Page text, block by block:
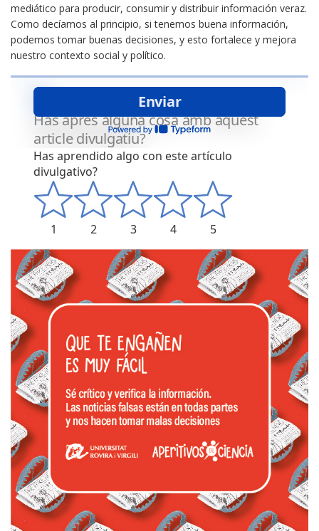
mediático para producir, consumir y distribuir información veraz.
Como decíamos al principio, si tenemos buena información,
podemos tomar buenas decisiones, y esto fortalece y mejora
nuestro contexto social y político.